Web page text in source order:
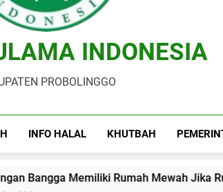
INDONESIA
PROBOLINGGO
INFO HALAL KHUTBAH
Rumah Mewah Jika Rumah Allah Sepi